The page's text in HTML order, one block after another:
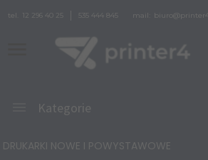
tel. 12 296 40 25 535 444 845 mail:
Kategorie
DRUKARKI NOWE I POWYSTAWOWE